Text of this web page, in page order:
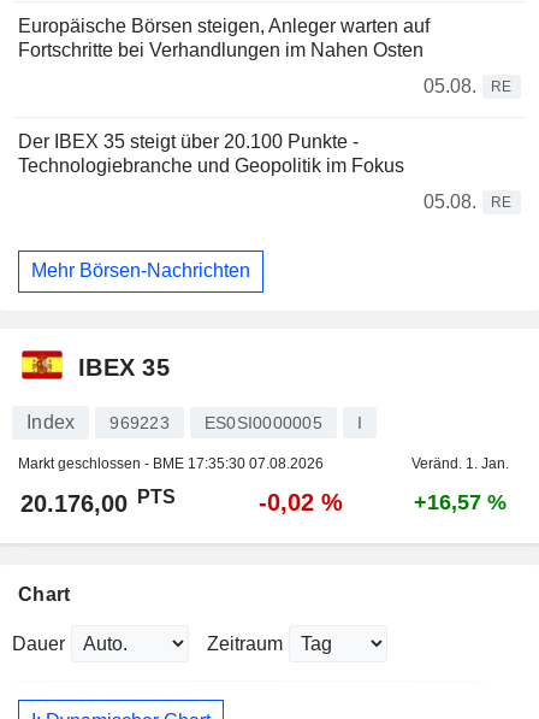
Europäische Börsen steigen, Anleger warten auf
Fortschritte bei Verhandlungen im Nahen Osten
05.08.
RE
Der IBEX 35 steigt über 20.100 Punkte -
Technologiebranche und Geopolitik im Fokus
05.08.
RE
Mehr Börsen-Nachrichten
IBEX 35
Index 969223 ES0SI0000005 I
Markt geschlossen - BME 17:35:30 07.08.2026 Veränd. 1. Jan.
20.176,00 PTS -0,02 % +16,57 %
Chart
Dauer Zeitraum